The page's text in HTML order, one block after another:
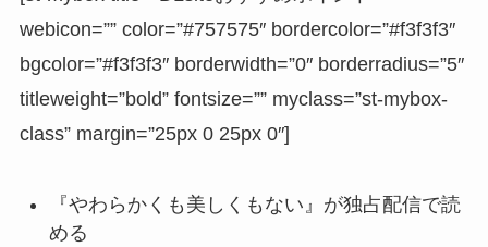
webicon=”” color=”#757575″ bordercolor=”#f3f3f3″
bgcolor=”#f3f3f3″ borderwidth=”0″ borderradius=”5″
titleweight=”bold” fontsize=”” myclass=”st-mybox-
class” margin=”25px 0 25px 0″]
『やわらかくも美しくもない』が独占配信で読
める